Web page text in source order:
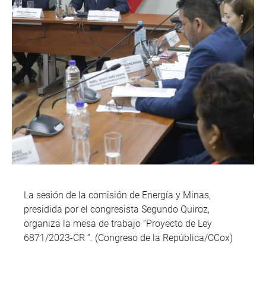
La sesión de la comisión de Energía y Minas,
presidida por el congresista Segundo Quiroz,
organiza la mesa de trabajo “Proyecto de Ley
6871/2023-CR ”. (Congreso de la República/CCox)